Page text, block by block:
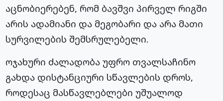
აცნობიერებენ, რომ ბავშვი პირველ რიგში
არის ადამიანი და მეგობარი და არა მათი
სურვილების შემსრულებელი.
ოჯახური ძალადობა უფრო თვალსაჩინო
გახდა დისტანციური სწავლების დროს,
როდესაც მასწავლებლები უშუალოდ